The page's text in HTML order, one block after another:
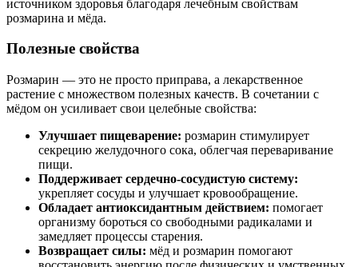
источником здоровья благодаря лечебным свойствам
розмарина и мёда.
Полезные свойства
Розмарин — это не просто приправа, а лекарственное
растение с множеством полезных качеств. В сочетании с
мёдом он усиливает свои целебные свойства:
Улучшает пищеварение: розмарин стимулирует
секрецию желудочного сока, облегчая переваривание
пищи.
Поддерживает сердечно-сосудистую систему:
укрепляет сосуды и улучшает кровообращение.
Обладает антиоксидантным действием: помогает
организму бороться со свободными радикалами и
замедляет процессы старения.
Возвращает силы: мёд и розмарин помогают